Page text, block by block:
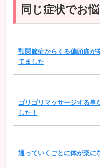
同じ症状でお
顎関節症からくる偏頭痛が
てました
ゴリゴリマッサージする事
した！
通っていくごとに体が楽に